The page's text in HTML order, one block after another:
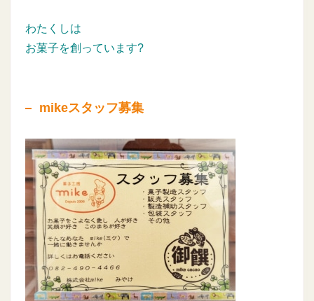
わたくしは
お菓子を創っています?
mikeスタッフ募集